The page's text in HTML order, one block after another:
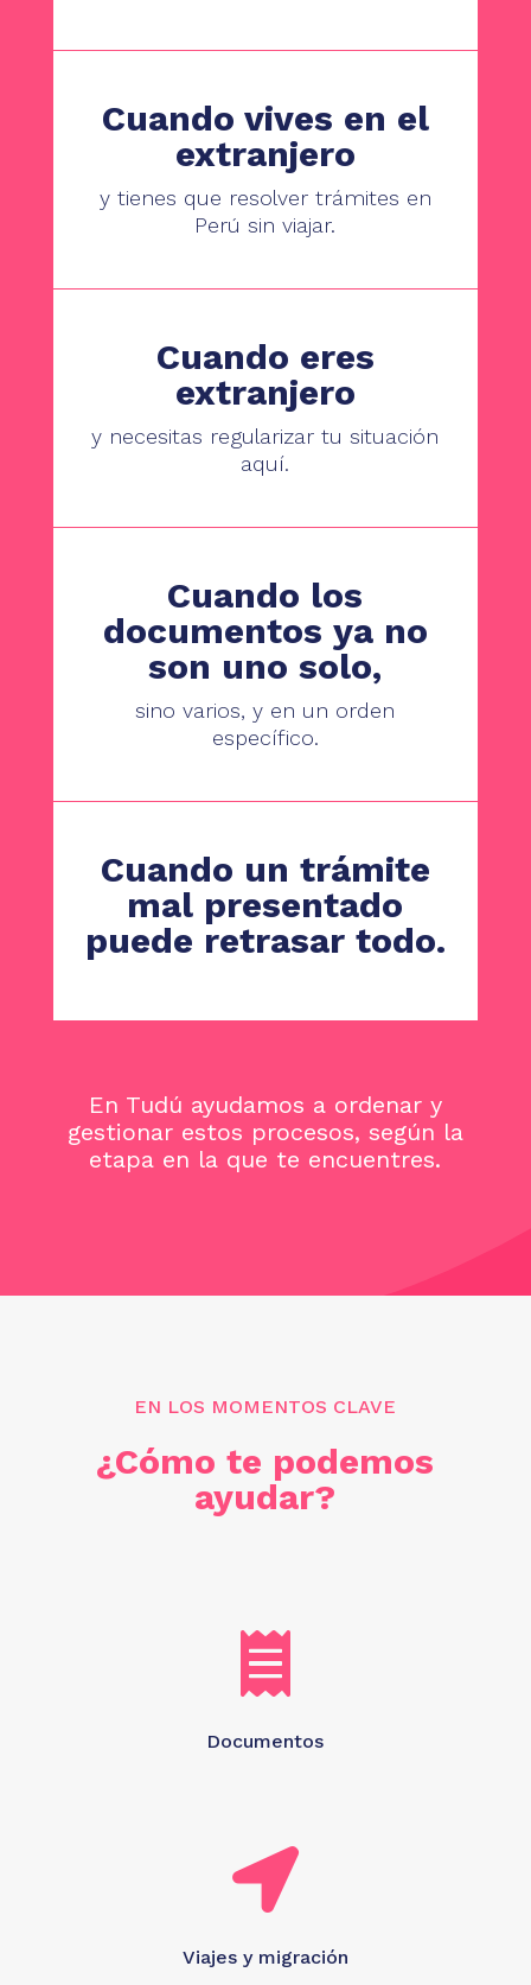
Cuando vives en el
extranjero
y tienes que resolver trámites en
Perú sin viajar.
Cuando eres
extranjero
y necesitas regularizar tu situación
aquí.
Cuando los
documentos ya no
son uno solo,
sino varios, y en un orden
específico.
Cuando un trámite
mal presentado
puede retrasar todo.
En Tudú ayudamos a ordenar y
gestionar estos procesos, según la
etapa en la que te encuentres.
EN LOS MOMENTOS CLAVE
¿Cómo te podemos
ayudar?

Documentos

Viajes y migración